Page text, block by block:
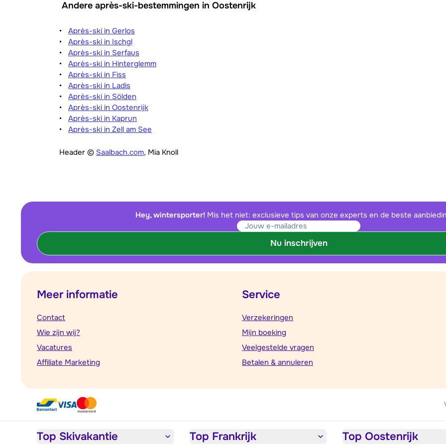
Andere après-ski-bestemmingen in Oostenrijk
Après-ski in Gerlos
Après-ski in Ischgl
Après-ski in Serfaus
Après-ski in Hinterglemm
Après-ski in Fiss
Après-ski in Ladis
Après-ski in Sölden
Après-ski in Oostenrijk
Après-ski in Kaprun
Après-ski in Zell am See
Header © Saalbach.com, Mia Knoll
Hey, wintersporter! Mis het niet: exclusieve tips van onze experts en de beste
Nu inschrijven
Meer informatie
Contact
Wie zijn wij?
Vacatures
Affiliate Marketing
Service
Verzekeringen
Mijn boeking
Veelgestelde vragen
Betalen & annuleren
Top Skivakantie Top Frankrijk Top Oostenrijk